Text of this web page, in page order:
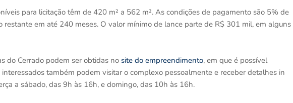
para licitação têm de 420 m² a 562 m². As condições de pagamento são 5% de
restante em até 240 meses. O valor mínimo de lance parte de R$ 301 mil, em alguns
do Cerrado podem ser obtidas no site do empreendimento, em que é possível
também podem visitar o complexo pessoalmente e receber detalhes in
a sábado, das 9h às 16h, e domingo, das 10h às 16h.